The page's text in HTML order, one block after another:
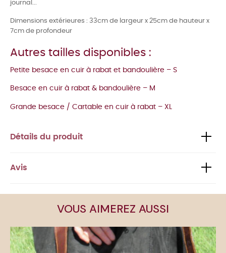
journal...
Dimensions extérieures : 33cm de largeur x 25cm de hauteur x
7cm de profondeur
Autres tailles disponibles :
Petite besace en cuir à rabat et bandoulière – S
Besace en cuir à rabat & bandoulière – M
Grande besace / Cartable en cuir à rabat – XL
Détails du produit
Avis
VOUS AIMEREZ AUSSI